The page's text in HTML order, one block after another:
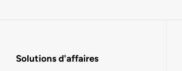
Solutions d'affaires